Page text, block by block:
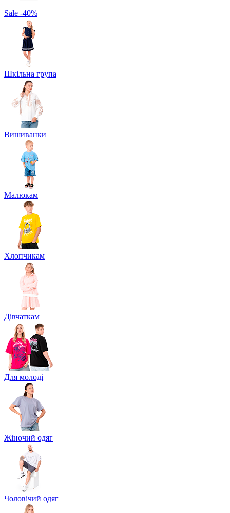
Sale -40%
Шкільна група
Вишиванки
Малюкам
Хлопчикам
Дівчаткам
Для молоді
Жіночий одяг
Чоловічий одяг